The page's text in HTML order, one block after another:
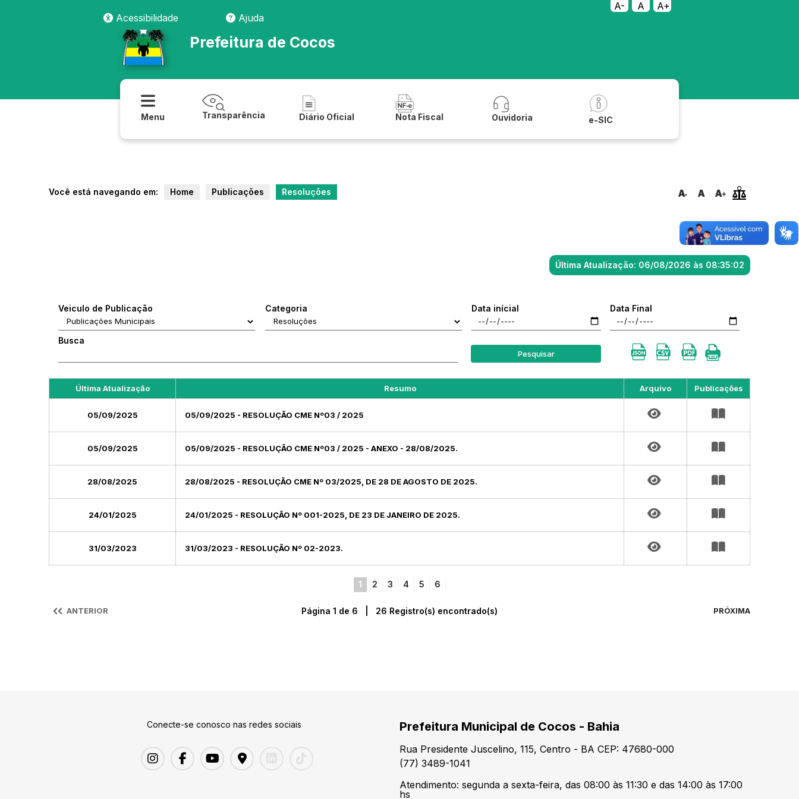
A- A
A+
Acessibilidade
Ajuda
Prefeitura de Cocos
Menu Transparência Diário Oficial Nota Fiscal Ouvidoria e-SIC
Você está navegando em: Home Publicações Resoluções
Última Atualização: 06/08/2026 às 08:35:02
Veiculo de Publicação Categoria Data inícial Data Final
Busca
Pesquisar
Última Atualização Resumo Arquivo Publicações
05/09/2025 05/09/2025 - RESOLUÇÃO CME Nº03 / 2025
05/09/2025 05/09/2025 - RESOLUÇÃO CME Nº03 / 2025 - ANEXO - 28/08/2025.
28/08/2025 28/08/2025 - RESOLUÇÃO CME Nº 03/2025, DE 28 DE AGOSTO DE 2025.
24/01/2025 24/01/2025 - RESOLUÇÃO Nº 001-2025, DE 23 DE JANEIRO DE 2025.
31/03/2023 31/03/2023 - RESOLUÇÃO Nº 02-2023.
1 2 3 4 5 6
ANTERIOR Página 1 de 6 | 26 Registro(s) encontrado(s) PRÓXIMA
Conecte-se conosco nas redes sociais Prefeitura Municipal de Cocos - Bahia
Rua Presidente Juscelino, 115, Centro - BA CEP: 47680-000
(77) 3489-1041
Atendimento: segunda a sexta-feira, das 08:00 às 11:30 e das 14:00 às 17:00
hs